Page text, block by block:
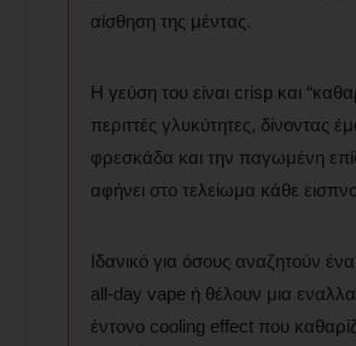
αίσθηση της μέντας.
Η γεύση του είναι crisp και
περιττές γλυκύτητες, δίνοντας
φρεσκάδα και την παγωμένη
αφήνει στο τελείωμα κάθε
Ιδανικό για όσους αναζητούν
all-day vape ή θέλουν μια
έντονο cooling effect που